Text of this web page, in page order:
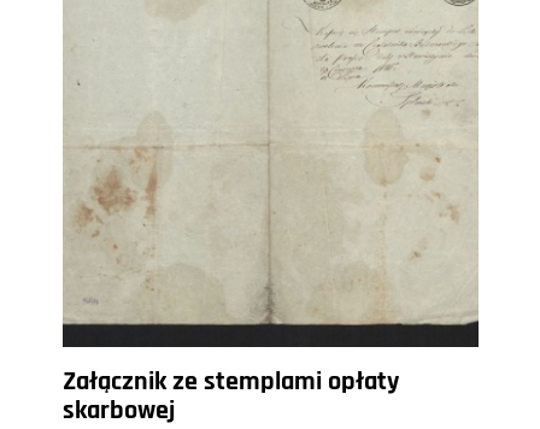
Załącznik ze stemplami opłaty
skarbowej